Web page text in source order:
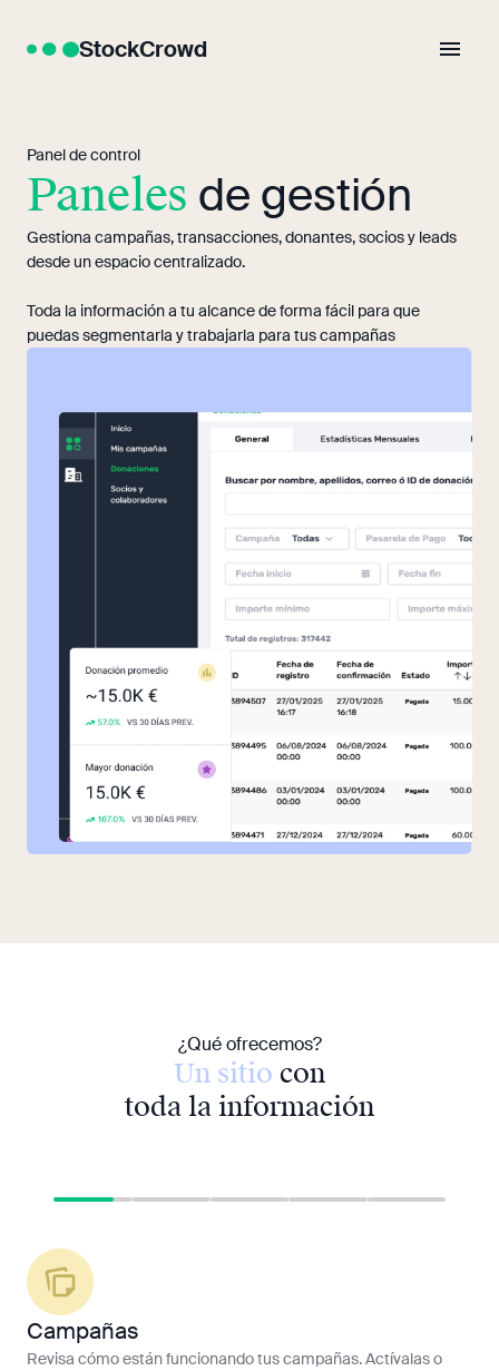
StockCrowd
Panel de control
Paneles de gestión
Gestiona campañas, transacciones, donantes, socios y leads
desde un espacio centralizado.
Toda la información a tu alcance de forma fácil para que
puedas segmentarla y trabajarla para tus campañas
¿Qué ofrecemos?
Un sitio con
toda la información
Campañas
Revisa cómo están funcionando tus campañas. Actívalas o